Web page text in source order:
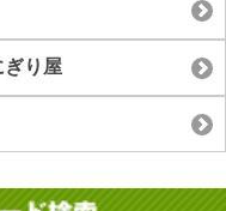
ぎり屋